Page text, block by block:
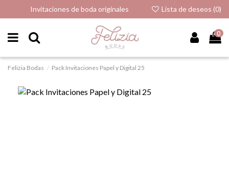
Invitaciones de boda originales Lista de deseos (0)
0
Felizia Bodas Pack Invitaciones Papel y Digital 25